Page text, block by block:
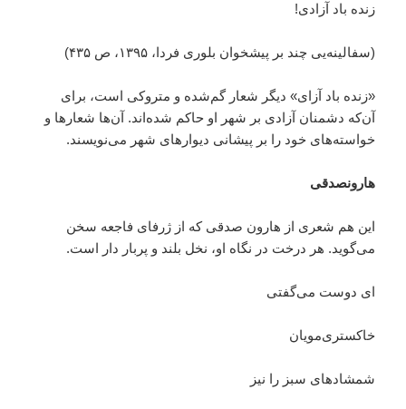
زنده باد آزادی!
(سفالینه‌یی چند بر پیشخوان بلوری فردا، ۱۳۹۵، ص ۴۳۵)
«زنده باد آزای» دیگر شعار گم‌شده و متروکی است، برای
آن‌که دشمنان آزادی بر شهر او حاکم شده‌اند. آن‌ها شعارها و
خواسته‌های خود را بر پیشانی دیوارهای شهر می‌نویسند.
هارونصدقی
این هم شعری از هارون صدقی که از ژرفای فاجعه سخن
می‌گوید. هر درخت در نگاه او، نخل بلند و پر‌بار دار است.
ای دوست می‌گفتی
خاکستری‌مویان
شمشادهای سبز را نیز